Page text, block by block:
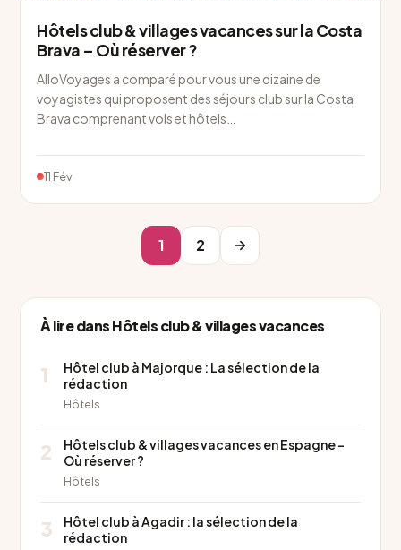
Hôtels club & villages vacances sur la Costa
Brava – Où réserver ?
AlloVoyages a comparé pour vous une dizaine de
voyagistes qui proposent des séjours club sur la Costa
Brava comprenant vols et hôtels…
11 Fév
1 2
À lire dans Hôtels club & villages vacances
1
Hôtel club à Majorque : La sélection de la
rédaction
Hôtels
2
Hôtels club & villages vacances en Espagne –
Où réserver ?
Hôtels
3
Hôtel club à Agadir : la sélection de la
rédaction